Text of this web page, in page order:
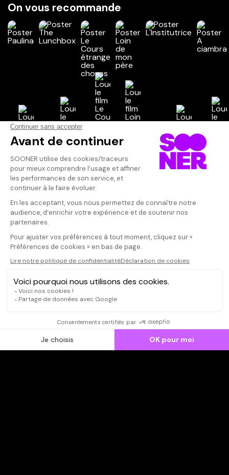
On vous recommande
Vos avis
Donnez votre avis
Votre note
Votre commentaire
Il faut vous connecter pour
publier un avis
CONNEXION
compris dans
extrémismes
lesquels la
Qui sommes-nous ?